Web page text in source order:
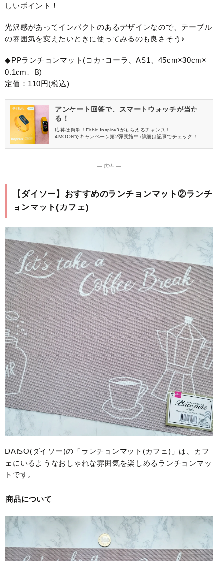
しいポイント！
光沢感があってインパクトのあるデザインなので、テーブル
の雰囲気を変えたいときに使ってみるのも良さそう♪
◆PPランチョンマット(コカ･コーラ、AS1、45cm×30cm×
0.1cm、B)
定価：110円(税込)
アンケート回答で、スマートウォッチが当た
る！
応募は簡単！Fitbit Inspire3がもらえるチャンス！
4MOONでキャンペーン第2弾実施中♪詳細は記事でチェック！
― 広告 ―
【ダイソー】おすすめのランチョンマット②ランチ
ョンマット(カフェ)
DAISO(ダイソー)の「ランチョンマット(カフェ)」は、カフ
ェにいるようなおしゃれな雰囲気を楽しめるランチョンマッ
トです。
商品について